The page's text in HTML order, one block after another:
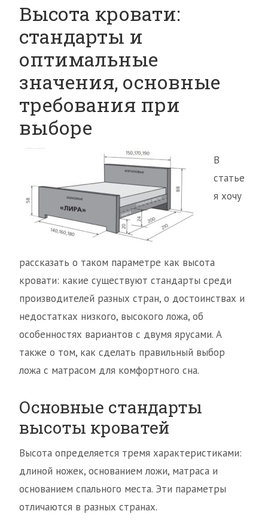
Высота кровати:
стандарты и
оптимальные
значения, основные
требования при
выборе
В
статье
я хочу
рассказать о таком параметре как высота
кровати: какие существуют стандарты среди
производителей разных стран, о достоинствах и
недостатках низкого, высокого ложа, об
особенностях вариантов с двумя ярусами. А
также о том, как сделать правильный выбор
ложа с матрасом для комфортного сна.
Основные стандарты
высоты кроватей
Высота определяется тремя характеристиками:
длиной ножек, основанием ложи, матраса и
основанием спального места. Эти параметры
отличаются в разных странах.